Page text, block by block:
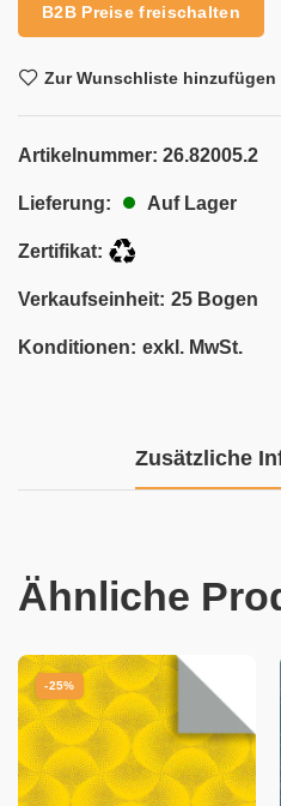
B2B Preise freischalten
Zur Wunschliste hinzufügen
Artikelnummer: 26.82005.2
Lieferung: Auf Lager
Zertifikat:
Verkaufseinheit: 25 Bogen
Konditionen: exkl. MwSt.
Zusätzliche
Ähnliche
-25%